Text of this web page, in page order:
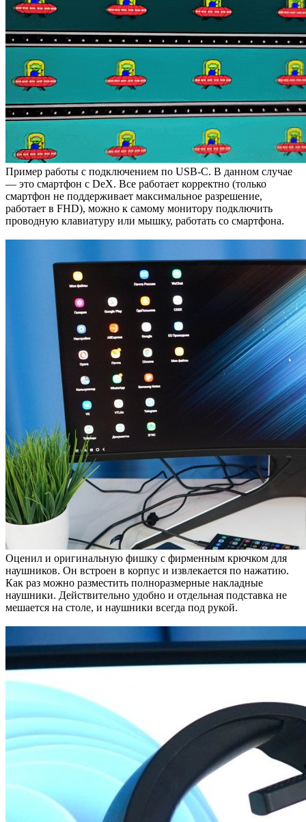
Пример работы с подключением по USB-C. В данном случае
— это смартфон с DeX. Все работает корректно (только
смартфон не поддерживает максимальное разрешение,
работает в FHD), можно к самому монитору подключить
проводную клавиатуру или мышку, работать со смартфона.
Оценил и оригинальную фишку с фирменным крючком для
наушников. Он встроен в корпус и извлекается по нажатию.
Как раз можно разместить полноразмерные накладные
наушники. Действительно удобно и отдельная подставка не
мешается на столе, и наушники всегда под рукой.